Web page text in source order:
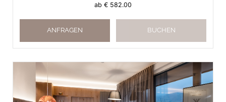
ab € 582.00
ANFRAGEN BUCHEN